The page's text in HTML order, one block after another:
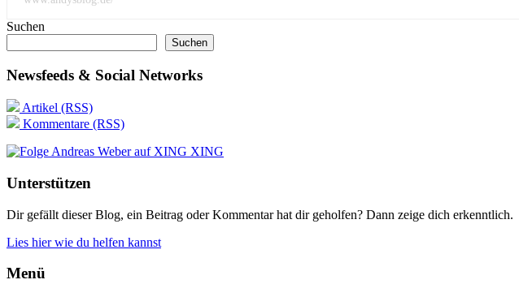
Suchen
Suchen
Newsfeeds & Social Networks
Artikel (RSS)
Kommentare (RSS)
XING
Unterstützen
Dir gefällt dieser Blog, ein Beitrag oder Kommentar hat dir geholfen? Dann zeige dich erkenntlich.
Lies hier wie du helfen kannst
Menü